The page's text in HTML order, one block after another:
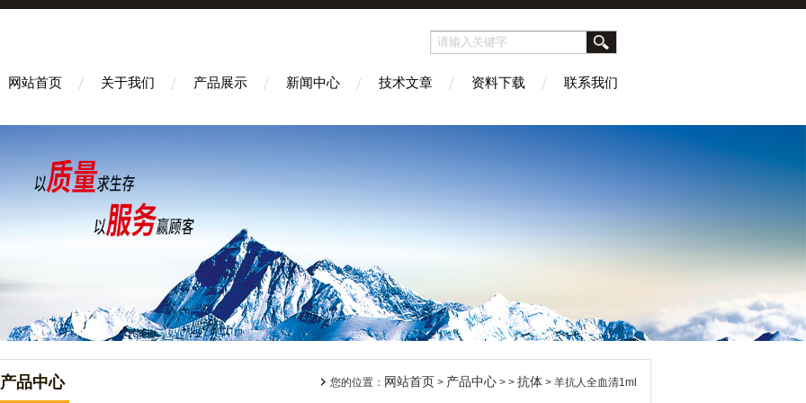
网站首页 关于我们 产品展示 新闻中心 技术文章 资料下载 联系我们
产品中心 您的位置： 网站首页 > 产品中心 > > 抗体 > 羊抗人全血清1ml